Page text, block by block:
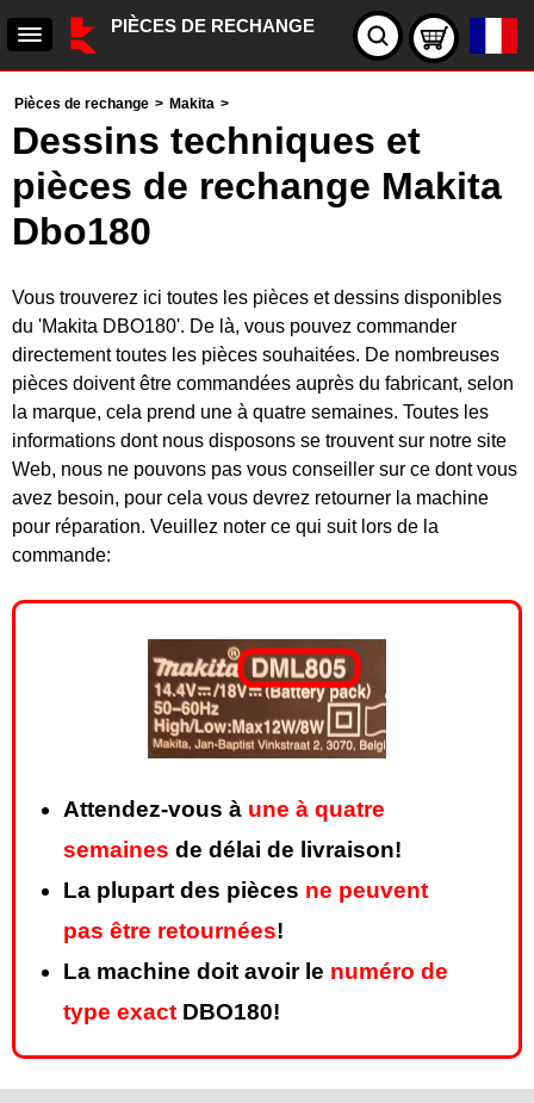
PIÈCES DE RECHANGE
Pièces de rechange > Makita >
Dessins techniques et
pièces de rechange Makita
Dbo180
Vous trouverez ici toutes les pièces et dessins disponibles
du 'Makita DBO180'. De là, vous pouvez commander
directement toutes les pièces souhaitées. De nombreuses
pièces doivent être commandées auprès du fabricant, selon
la marque, cela prend une à quatre semaines. Toutes les
informations dont nous disposons se trouvent sur notre site
Web, nous ne pouvons pas vous conseiller sur ce dont vous
avez besoin, pour cela vous devrez retourner la machine
pour réparation. Veuillez noter ce qui suit lors de la
commande:
Attendez-vous à une à quatre
semaines de délai de livraison!
La plupart des pièces ne peuvent
pas être retournées!
La machine doit avoir le numéro de
type exact DBO180!